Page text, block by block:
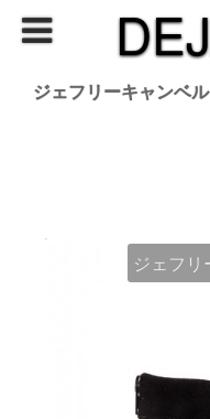
ジェフリーキャンベ
ジェフ